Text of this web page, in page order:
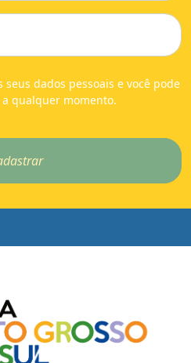
dados pessoais e você pode
qualquer momento.